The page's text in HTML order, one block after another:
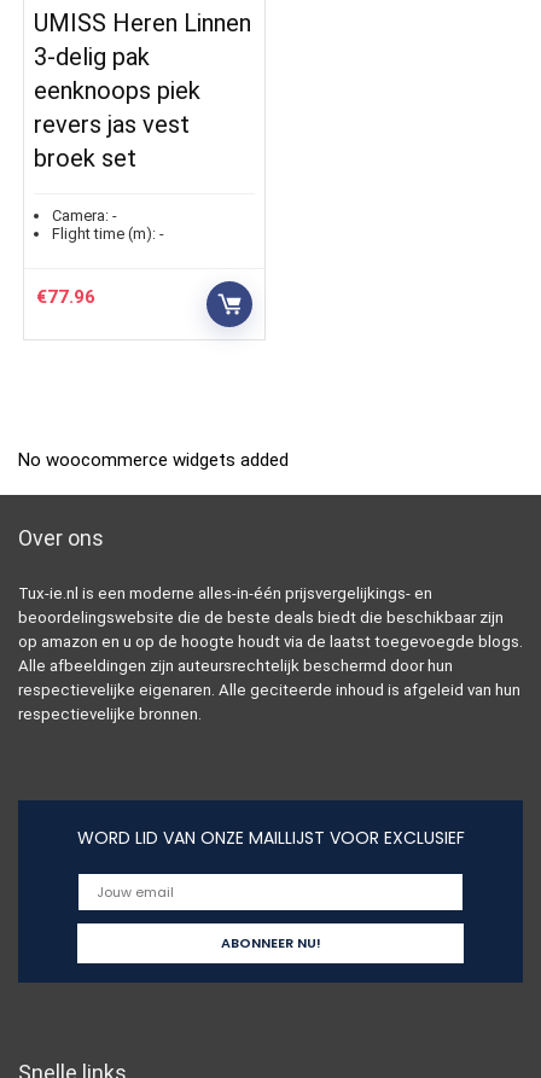
UMISS Heren Linnen
3-delig pak
eenknoops piek
revers jas vest
broek set
Camera: -
Flight time (m): -
€77.96
No woocommerce widgets added
Over ons
Tux-ie.nl is een moderne alles-in-één prijsvergelijkings- en
beoordelingswebsite die de beste deals biedt die beschikbaar zijn
op amazon en u op de hoogte houdt via de laatst toegevoegde blogs.
Alle afbeeldingen zijn auteursrechtelijk beschermd door hun
respectievelijke eigenaren. Alle geciteerde inhoud is afgeleid van hun
respectievelijke bronnen.
WORD LID VAN ONZE MAILLIJST VOOR EXCLUSIEF